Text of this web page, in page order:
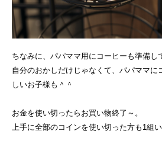
ちなみに、パパママ用にコーヒーも準備し
自分のおかしだけじゃなくて、パパママに
しいお子様も＾＾
お金を使い切ったらお買い物終了～。
上手に全部のコインを使い切った方も1組